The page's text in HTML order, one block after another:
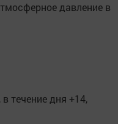
давление в
течение дня +14,